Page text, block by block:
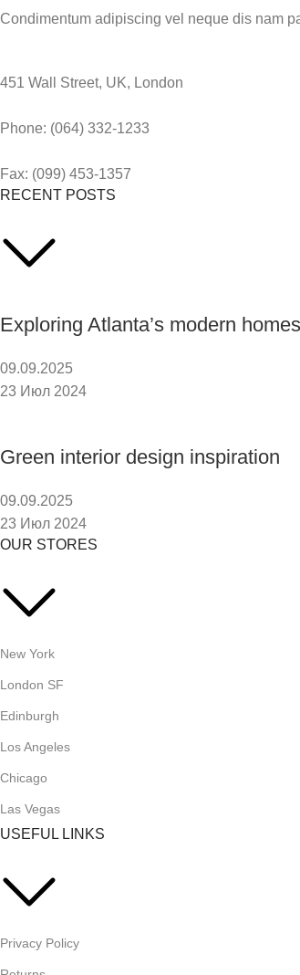
Condimentum adipiscing vel neque dis nam
451 Wall Street, UK, London
Phone: (064) 332-1233
Fax: (099) 453-1357
RECENT POSTS
Exploring Atlanta’s modern homes
09.09.2025
23 Июл 2024
Green interior design inspiration
09.09.2025
23 Июл 2024
OUR STORES
New York
London SF
Edinburgh
Los Angeles
Chicago
Las Vegas
USEFUL LINKS
Privacy Policy